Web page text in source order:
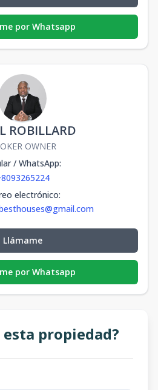
por Whatsapp
ROBILLARD
OWNER
/ WhatsApp:
electrónico:
Llámame
por Whatsapp
propiedad?